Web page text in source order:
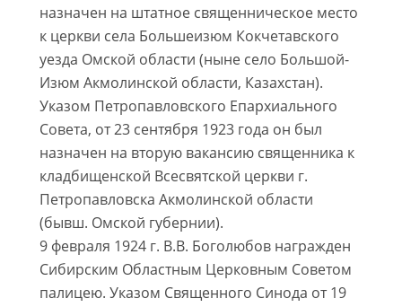
назначен на штатное священническое место
к церкви села Большеизюм Кокчетавского
уезда Омской области (ныне село Большой-
Изюм Акмолинской области, Казахстан).
Указом Петропавловского Епархиального
Совета, от 23 сентября 1923 года он был
назначен на вторую вакансию священника к
кладбищенской Всесвятской церкви г.
Петропавловска Акмолинской области
(бывш. Омской губернии).
9 февраля 1924 г. В.В. Боголюбов награжден
Сибирским Областным Церковным Советом
палицею. Указом Священного Синода от 19